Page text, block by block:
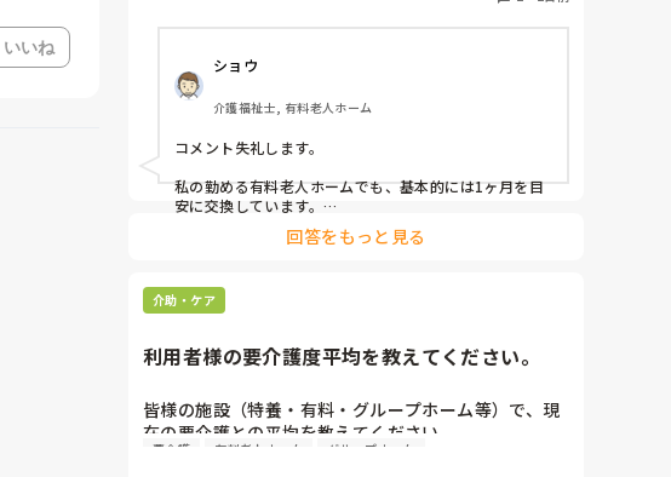
いいね
ショウ
介護福祉士, 有料老人ホーム
コメント失礼します。
私の勤める有料老人ホームでも、基本的には1ヶ月を目
安に交換しています。
ただ、施設柄お元気な方も多く、ある程度自立されてい
る方に関してはご本人のペースにお任せしています。
また、中には経済的な理由で頻繁な購入が難しい方もい
らっしゃるため、状態を見つつ交換間隔を少し長めにす
他の施設での対応も気になりますね。参考になれば幸い
回答をもっと見る
介助・ケア
利用者様の要介護度平均を教えてください。
皆様の施設（特養・有料・グループホーム等）で、現
在の要介護との平均を教えてください。
要介護 有料老人ホーム グループホーム